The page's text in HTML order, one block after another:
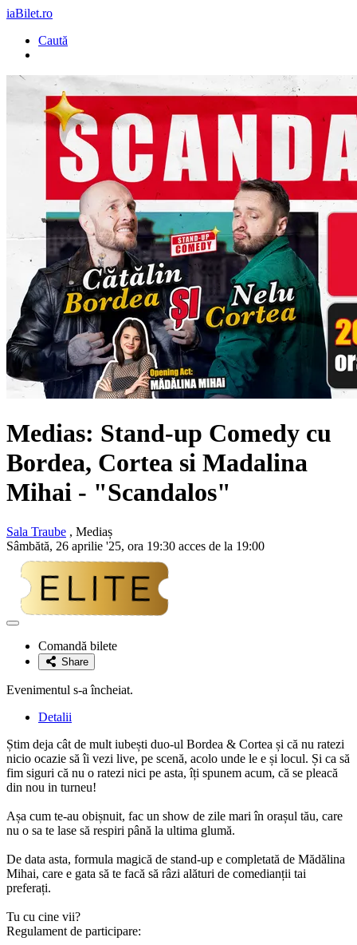
iaBilet.ro
Caută
Medias: Stand-up Comedy cu
Bordea, Cortea si Madalina
Mihai - "Scandalos"
Sala Traube , Mediaș
Sâmbătă, 26 aprilie '25, ora 19:30 acces de la 19:00
Adaugă
favoriteComandă bilete
Share
Evenimentul s-a încheiat.
Detalii
Știm deja cât de mult iubești duo-ul Bordea & Cortea și că nu ratezi
nicio ocazie să îi vezi live, pe scenă, acolo unde le e și locul. Și ca să
fim siguri că nu o ratezi nici pe asta, îți spunem acum, că se pleacă
din nou in turneu!
Așa cum te-au obișnuit, fac un show de zile mari în orașul tău, care
nu o sa te lase să respiri până la ultima glumă.
De data asta, formula magică de stand-up e completată de Mădălina
Mihai, care e gata să te facă să râzi alături de comedianții tai
preferați.
Tu cu cine vii?
Regulament de participare: